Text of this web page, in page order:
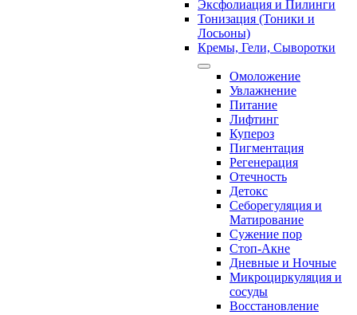
Эксфолиация и Пилинги
Тонизация (Тоники и
Лосьоны)
Кремы, Гели, Сыворотки
Омоложение
Увлажнение
Питание
Лифтинг
Купероз
Пигментация
Регенерация
Отечность
Детокс
Себорегуляция и
Матирование
Сужение пор
Стоп-Акне
Дневные и Ночные
Микроциркуляция и
сосуды
Восстановление